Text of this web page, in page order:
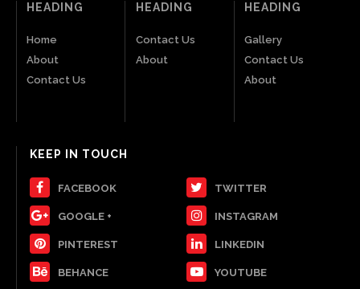
HEADING
Home
About
Contact Us
HEADING
Contact Us
About
HEADING
Gallery
Contact Us
About
KEEP IN TOUCH
FACEBOOK TWITTER
GOOGLE + INSTAGRAM
PINTEREST LINKEDIN
BEHANCE YOUTUBE